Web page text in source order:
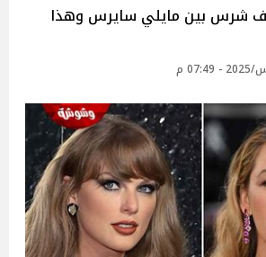
شرس بين مايلي سايرس وهذا